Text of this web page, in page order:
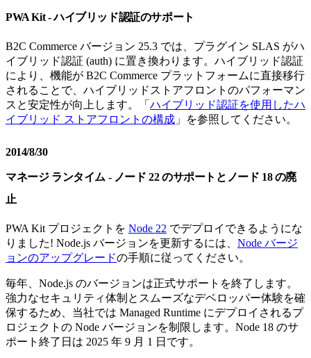
PWA Kit - ハイブリッド認証のサポート
B2C Commerce バージョン 25.3 では、プラグイン SLAS がハ
イブリッド認証 (auth) に置き換わります。ハイブリッド認証
により、機能が B2C Commerce プラットフォームに直接移行
されることで、ハイブリッドストアフロントのパフォーマン
スと安定性が向上します。「 ハイブリッド認証を使用したハ
イブリッド ストアフロントの構成 」を参照してください。
2014/8/30
マネージ ランタイム - ノード 22 のサポートとノード 18 の廃
止
PWA Kit プロジェクトを Node 22 でデプロイできるようにな
りました! Node.js バージョンを更新するには、 Node バージ
ョンのアップグレードの手順に従ってください。
毎年、Node.js のバージョンは正式サポートを終了します。
強力なセキュリティ体制とスムーズなデベロッパー体験を確
保するため、当社では Managed Runtime にデプロイされるプ
ロジェクトの Node バージョンを制限します。Node 18 のサ
ポート終了日は 2025 年 9 月 1 日です。